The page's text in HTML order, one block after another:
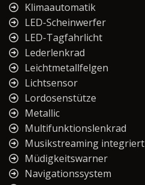
Klimaautomatik
LED-Scheinwerfer
LED-Tagfahrlicht
Lederlenkrad
Leichtmetallfelgen
Lichtsensor
Lordosenstütze
Metallic
Multifunktionslenkrad
Musikstreaming integriert
Müdigkeitswarner
Navigationssystem